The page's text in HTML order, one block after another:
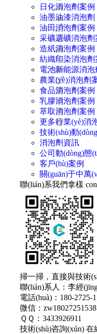
日化消泡劑案例
油墨油漆消泡劑
油田消泡劑案例
采礦選礦消泡劑
造紙消泡劑案例
紡織印染消泡劑
電池新能源消泡
農業(yè)消泡劑
食品消泡劑案例
乳膠消泡劑案例
萃取消泡劑案例
更多行業(yè)消
技術(shù)動
消泡劑資訊
公司動(dòng)態
客戶(hù)案例
關(guān)于中萬
聯(lián)系我們拿樣
掃一掃，直接與技術
聯(lián)系人：李經
電話(huà)：180-2725-
微信：zw18027251538
ＱＱ：3433926911
技術(shù)咨詢(xún) 在